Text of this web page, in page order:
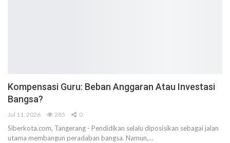
Kompensasi Guru: Beban Anggaran Atau Investasi
Bangsa?
Jul 11, 2026 285 0
Siberkota.com, Tangerang - Pendidikan selalu diposisikan sebagai jalan
utama membangun peradaban bangsa. Namun,…